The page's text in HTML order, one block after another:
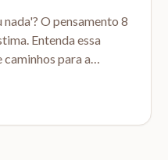
O pensamento 8
Entenda essa
para a